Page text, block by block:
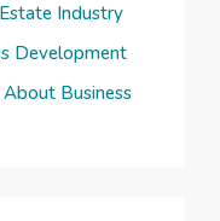
Industry
Development
Business